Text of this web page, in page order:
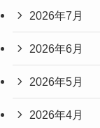
2026年7月
2026年6月
2026年5月
2026年4月